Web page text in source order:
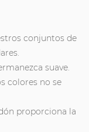
conjuntos de
suave.
colores no se
proporciona la